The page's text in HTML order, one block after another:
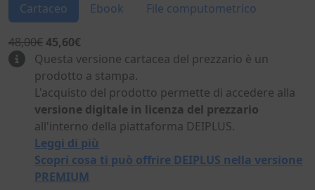
Cartaceo Ebook File computometrico
48,00€45,60€
Questa versione cartacea del prezzario è un
prodotto a stampa.
L'acquisto del prodotto permette di accedere alla
versione digitale in licenza del prezzario
all'interno della piattaforma DEIPLUS.
Leggi di più
Scopri cosa ti può offrire DEIPLUS nella versione
PREMIUM